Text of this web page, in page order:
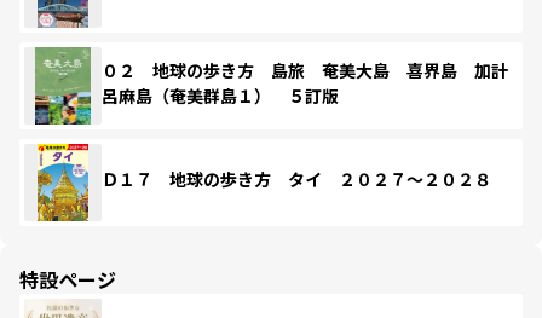
０２ 地球の歩き方 島旅 奄美大島 喜界島 加計
呂麻島（奄美群島１） ５訂版
Ｄ１７ 地球の歩き方 タイ ２０２７～２０２８
特設ページ